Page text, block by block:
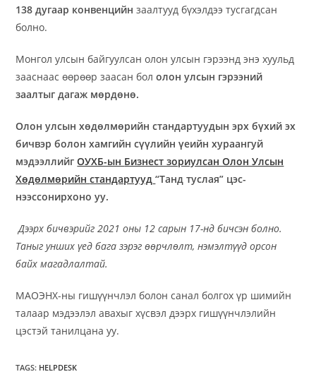
138 дугаар конвенцийн заалтууд бүхэлдээ тусгагдсан
болно.
Монгол улсын байгуулсан олон улсын гэрээнд энэ хуульд
зааснаас өөрөөр заасан бололон улсын гэрээний
заалтыг дагаж мөрдөнө.
Олон улсын хөдөлмөрийнстандартуудын эрх бүхий эх
бичвэр болон хамгийн сүүлийн үеийн хураангуй
мэдээллийг ОУХБ-ын Бизнест зориулсан Олон Улсын
Хөдөлмөрийнстандартууд “Танд туслая” цэс-
нээссонирхоно уу.
Дээрх бичвэрийг 2021 оны 12 сарын 17-нд бичсэн болно.
Таныг унших үед бага зэрэг өөрчлөлт, нэмэлтүүд орсон
байх магадлалтай.
МАОЭНХ-ны гишүүнчлэл болон санал болгох үр шимийн
талаар мэдээлэл авахыг хүсвэл дээрх гишүүнчлэлийн
цэстэй танилцана уу.
TAGS: HELPDESK